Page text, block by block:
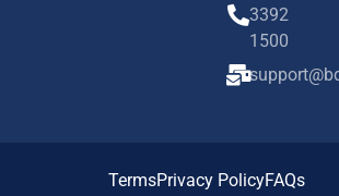
3392
1500
TermsPrivacy PolicyFAQs